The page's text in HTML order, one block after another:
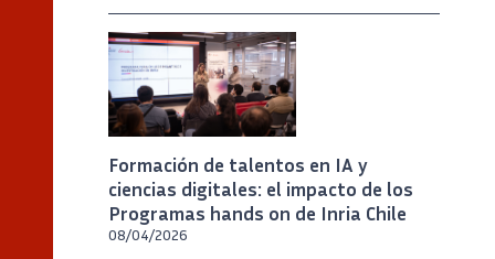
Formación de talentos en IA y
ciencias digitales: el impacto de los
Programas hands on de Inria Chile
08/04/2026